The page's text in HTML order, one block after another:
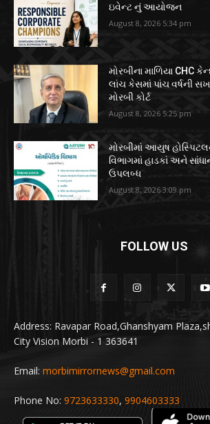
ઇવેન્ટ નું આયોજન
August 8, 2026 5:34 pm
મોરબીના માળિયા CHC
લાંચ કેસમાં પાંચ વર્ષની
મોરબી કોર્ટ
August 8, 2026 5:25 pm
મોરબીમાં આયુષ
વિભાગમાં હાડકાં અને
ઉપલબ્ધ
August 8, 2026 3:09 pm
FOLLOW US
Address: Ravapar Road,Ghanshyam
City Vision Morbi - 1 363641
Email: morbimirrornews@gmail.com
Phone No: 9723633330, 9904603333